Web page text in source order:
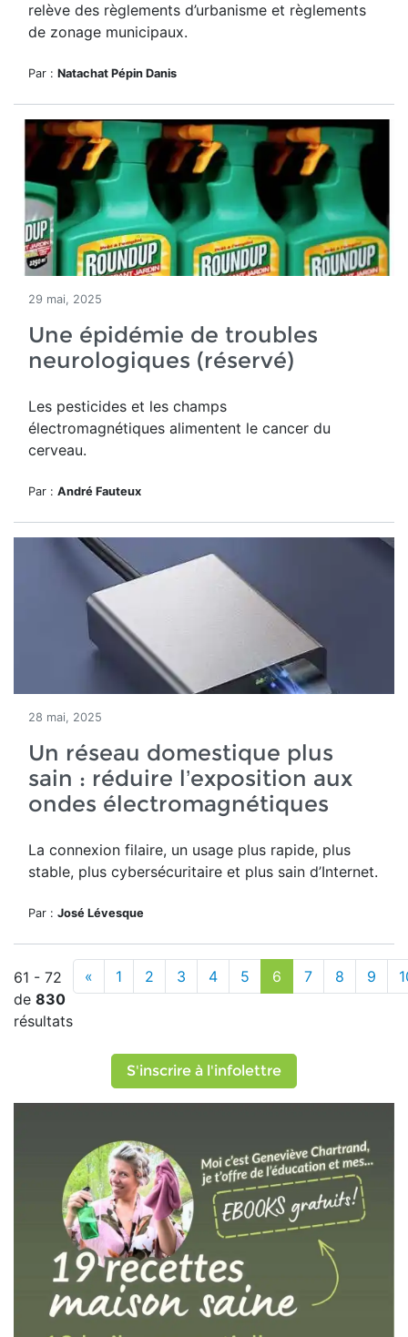
relève des règlements d’urbanisme et règlements
de zonage municipaux.
Par : Natachat Pépin Danis
29 mai, 2025
Une épidémie de troubles
neurologiques (réservé)
Les pesticides et les champs
électromagnétiques alimentent le cancer du
cerveau.
Par : André Fauteux
28 mai, 2025
Un réseau domestique plus
sain : réduire l’exposition aux
ondes électromagnétiques
La connexion filaire, un usage plus rapide, plus
stable, plus cybersécuritaire et plus sain d’Internet.
Par : José Lévesque
61 - 72
de 830
résultats
« 1 2 3 4 5 6 7 8 9
S'inscrire à l'infolettre